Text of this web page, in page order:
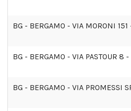
BG - BERGAMO - VIA MORONI 151
BG - BERGAMO - VIA PASTOUR 8
BG - BERGAMO - VIA PROMESSI